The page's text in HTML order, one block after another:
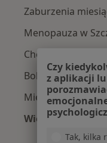
Zaburzenia
Menopauza w
Choroby
Bolesne
Mięśniaki macicy
Więcej (15)
Więcej w
Czy
z aplikacji
Tak, kilka